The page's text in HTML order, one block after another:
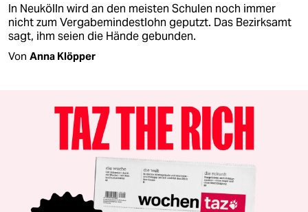
In Neukölln wird an den meisten Schulen noch immer
nicht zum Vergabemindestlohn geputzt. Das Bezirksamt
sagt, ihm seien die Hände gebunden.
Von Anna Klöpper